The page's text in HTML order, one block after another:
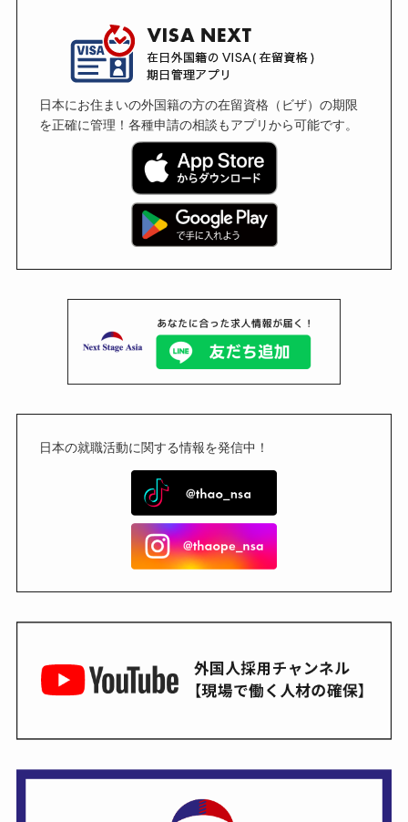
日本にお住まいの外国籍の方の在留資格（ビザ）の期限
を正確に管理！各種申請の相談もアプリから可能です。
日本の就職活動に関する情報を発信中！